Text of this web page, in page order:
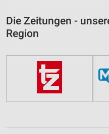
Die Zeitungen -
Region